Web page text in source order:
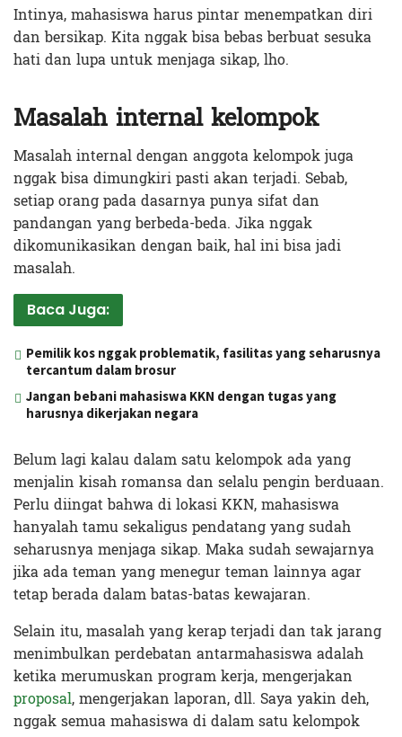
Intinya, mahasiswa harus pintar menempatkan diri
dan bersikap. Kita nggak bisa bebas berbuat sesuka
hati dan lupa untuk menjaga sikap, lho.
Masalah internal kelompok
Masalah internal dengan anggota kelompok juga
nggak bisa dimungkiri pasti akan terjadi. Sebab,
setiap orang pada dasarnya punya sifat dan
pandangan yang berbeda-beda. Jika nggak
dikomunikasikan dengan baik, hal ini bisa jadi
masalah.
Baca Juga:
Pemilik kos nggak problematik, fasilitas yang seharusnya
tercantum dalam brosur
Jangan bebani mahasiswa KKN dengan tugas yang
harusnya dikerjakan negara
Belum lagi kalau dalam satu kelompok ada yang
menjalin kisah romansa dan selalu pengin berduaan.
Perlu diingat bahwa di lokasi KKN, mahasiswa
hanyalah tamu sekaligus pendatang yang sudah
seharusnya menjaga sikap. Maka sudah sewajarnya
jika ada teman yang menegur teman lainnya agar
tetap berada dalam batas-batas kewajaran.
Selain itu, masalah yang kerap terjadi dan tak jarang
menimbulkan perdebatan antarmahasiswa adalah
ketika merumuskan program kerja, mengerjakan
proposal, mengerjakan laporan, dll. Saya yakin deh,
nggak semua mahasiswa di dalam satu kelompok